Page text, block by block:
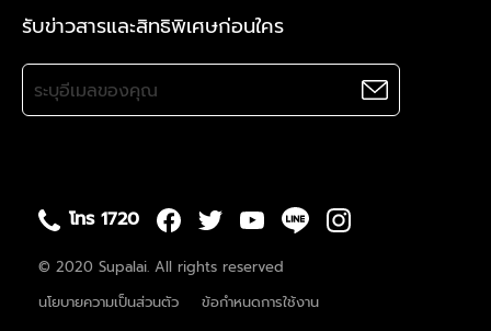
รับข่าวสารและสิทธิพิเศษก่อนใคร
โทร 1720
© 2020 Supalai. All rights reserved
นโยบายความเป็นส่วนตัว
ข้อกำหนดการใช้งาน